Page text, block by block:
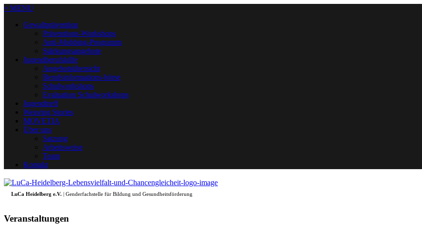
+ MENU
Gewaltprävention
Präventions-Workshops
Anti-Mobbing-Programm
Stärkungsangebote
Jugendberufshilfe
Angebotsübersicht
Berufsinformations-börse
Schulworkshops
Evaluation Schulworkshops
Jugendtreff
Weaving Stories
MOVETIA
Über uns
Satzung
Arbeitsweise
Team
Kontakt
LuCa Heidelberg e.V. | Genderfachstelle für Bildung und Gesundheitsförderung
Veranstaltungen